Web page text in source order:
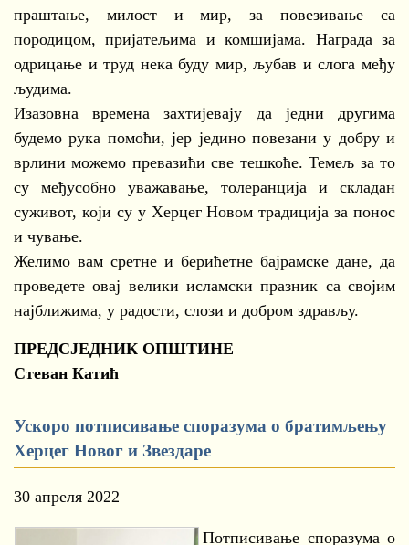
праштање, милост и мир, за повезивање са
породицом, пријатељима и комшијама. Награда за
одрицање и труд нека буду мир, љубав и слога међу
људима.
Изазовна времена захтијевају да једни другима
будемо рука помоћи, јер једино повезани у добру и
врлини можемо превазићи све тешкоће. Темељ за то
су међусобно уважавање, толеранција и складан
суживот, који су у Херцег Новом традиција за понос
и чување.
Желимо вам сретне и берићетне бајрамске дане, да
проведете овај велики исламски празник са својим
најближима, у радости, слози и добром здрављу.
ПРЕДСЈЕДНИК ОПШТИНЕ
Стеван Катић
Ускоро потписивање споразума о братимљењу
Херцег Новог и Звездаре
30 апреля 2022
Потписивање споразума о